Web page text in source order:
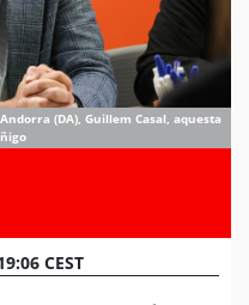
(DA), Guillem Casal, aquesta
CEST